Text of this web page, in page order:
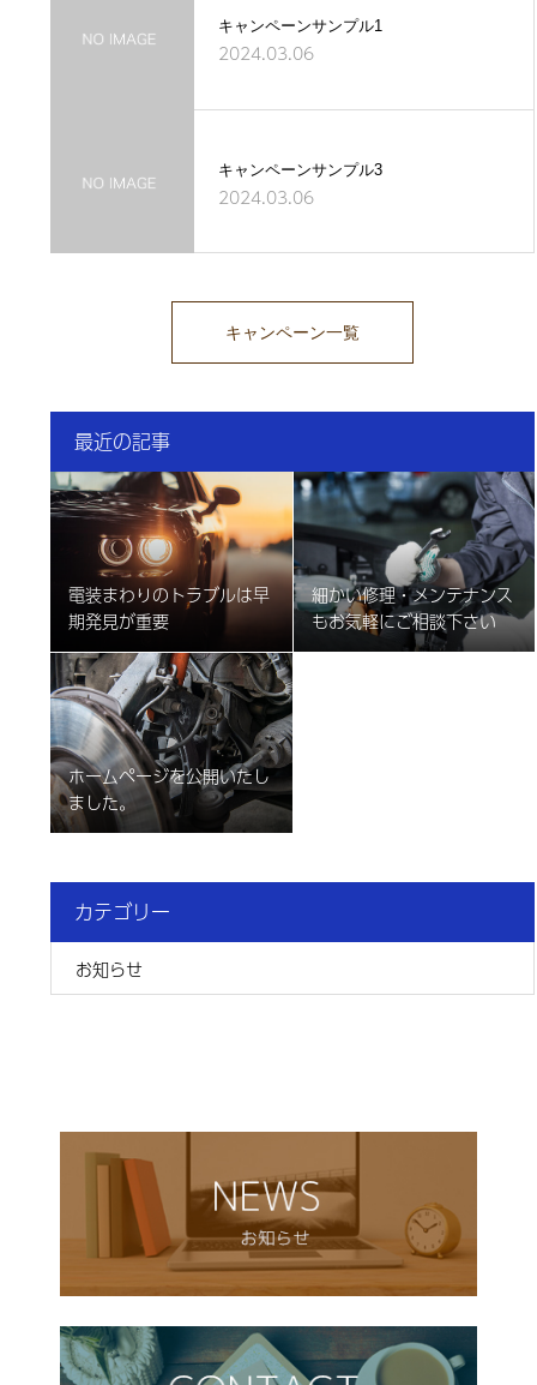
キャンペーンサンプル1
2024.03.06
キャンペーンサンプル3
2024.03.06
キャンペーン一覧
最近の記事
電装まわりのトラブルは早
期発見が重要
細かい修理・メンテナンス
もお気軽にご相談下さい
ホームページを公開いたし
ました。
カテゴリー
お知らせ